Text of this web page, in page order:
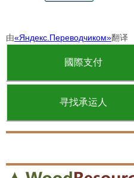
由«Яндекс.Переводчиком»翻译
國際支付
寻找承运人